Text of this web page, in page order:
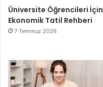
Üniversite Öğrencileri İçin
Ekonomik Tatil Rehberi
7 Temmuz 2026